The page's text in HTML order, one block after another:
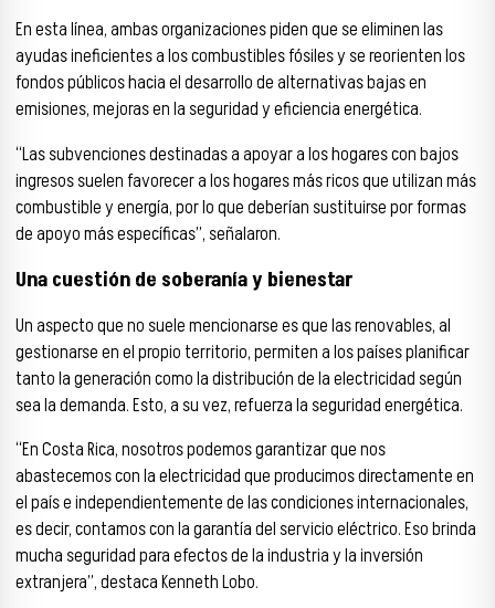
En esta línea, ambas organizaciones piden que se eliminen las
ayudas ineficientes a los combustibles fósiles y se reorienten los
fondos públicos hacia el desarrollo de alternativas bajas en
emisiones, mejoras en la seguridad y eficiencia energética.
“Las subvenciones destinadas a apoyar a los hogares con bajos
ingresos suelen favorecer a los hogares más ricos que utilizan más
combustible y energía, por lo que deberían sustituirse por formas
de apoyo más específicas”, señalaron.
Una cuestión de soberanía y bienestar
Un aspecto que no suele mencionarse es que las renovables, al
gestionarse en el propio territorio, permiten a los países planificar
tanto la generación como la distribución de la electricidad según
sea la demanda. Esto, a su vez, refuerza la seguridad energética.
“En Costa Rica, nosotros podemos garantizar que nos
abastecemos con la electricidad que producimos directamente en
el país e independientemente de las condiciones internacionales,
es decir, contamos con la garantía del servicio eléctrico. Eso brinda
mucha seguridad para efectos de la industria y la inversión
extranjera”, destaca Kenneth Lobo.